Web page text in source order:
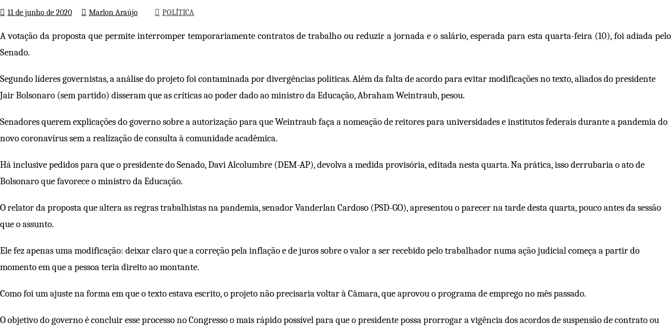
11 de junho de 2020 Marlon Araújo POLÍTICA
A votação da proposta que permite interromper temporariamente contratos de trabalho ou reduzir a jornada e o salário, esperada para esta quarta-feira (10), foi adiada pelo
Senado.
Segundo líderes governistas, a análise do projeto foi contaminada por divergências políticas. Além da falta de acordo para evitar modificações no texto, aliados do presidente
Jair Bolsonaro (sem partido) disseram que as críticas ao poder dado ao ministro da Educação, Abraham Weintraub, pesou.
Senadores querem explicações do governo sobre a autorização para que Weintraub faça a nomeação de reitores para universidades e institutos federais durante a pandemia do
novo coronavírus sem a realização de consulta à comunidade acadêmica.
Há inclusive pedidos para que o presidente do Senado, Davi Alcolumbre (DEM-AP), devolva a medida provisória, editada nesta quarta. Na prática, isso derrubaria o ato de
Bolsonaro que favorece o ministro da Educação.
O relator da proposta que altera as regras trabalhistas na pandemia, senador Vanderlan Cardoso (PSD-GO), apresentou o parecer na tarde desta quarta, pouco antes da sessão
que o assunto.
Ele fez apenas uma modificação: deixar claro que a correção pela inflação e de juros sobre o valor a ser recebido pelo trabalhador numa ação judicial começa a partir do
momento em que a pessoa teria direito ao montante.
Como foi um ajuste na forma em que o texto estava escrito, o projeto não precisaria voltar à Câmara, que aprovou o programa de emprego no mês passado.
O objetivo do governo é concluir esse processo no Congresso o mais rápido possível para que o presidente possa prorrogar a vigência dos acordos de suspensão de contrato ou